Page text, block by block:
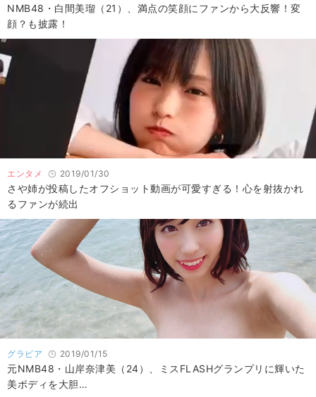
NMB48・白間美瑠（21）、満点の笑顔にファンから大反響！変
顔？も披露！
エンタメ 2019/01/30
さや姉が投稿したオフショット動画が可愛すぎる！心を射抜かれ
るファンが続出
グラビア 2019/01/15
元NMB48・山岸奈津美（24）、ミスFLASHグランプリに輝いた
美ボディを大胆…